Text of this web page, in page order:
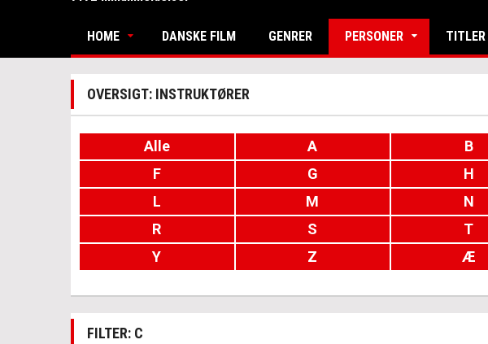
HOME DANSKE FILM GENRER PERSONER TITLER
OVERSIGT: INSTRUKTØRER
Alle A B
F
G H
L
M N
R
S T
Y
Z Æ
FILTER: C